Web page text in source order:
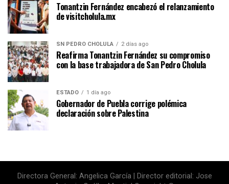
Tonantzin Fernández encabezó el relanzamiento
de visitcholula.mx
SN PEDRO CHOLULA 2 días ago
Reafirma Tonantzin Fernández su compromiso
con la base trabajadora de San Pedro Cholula
ESTADO 1 día ago
Gobernador de Puebla corrige polémica
declaración sobre Palestina
Directora General: Angelica García | Director editorial: Jose